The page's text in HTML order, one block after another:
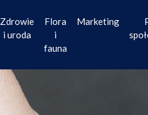
Zdrowie
i uroda
Flora
i
fauna
Marketing